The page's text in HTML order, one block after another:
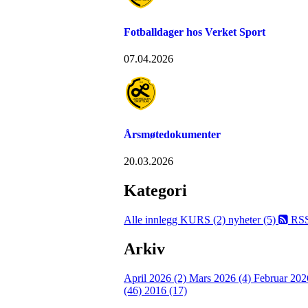
Fotballdager hos Verket Sport
07.04.2026
Årsmøtedokumenter
20.03.2026
Kategori
Alle innlegg KURS (2) nyheter (5)
Arkiv
April 2026 (2) Mars 2026 (4) Februar
(46) 2016 (17)